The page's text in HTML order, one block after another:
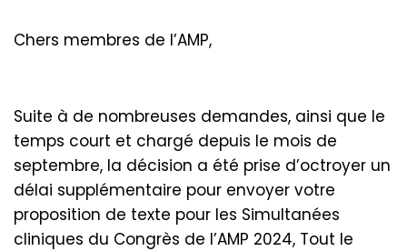
Chers membres de l’AMP,
Suite à de nombreuses demandes, ainsi que le
temps court et chargé depuis le mois de
septembre, la décision a été prise d’octroyer un
délai supplémentaire pour envoyer votre
proposition de texte pour les Simultanées
cliniques du Congrès de l’AMP 2024, Tout le